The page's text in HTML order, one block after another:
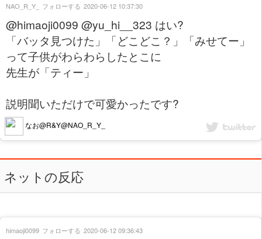
@himaoji0099 @yu_hi__323 はい?
「バッタ見つけた」「どこどこ？」「みせてー」
って子供がわらわらしたとこに
先生が「ティー」
説明聞いただけで可愛かったです?
なお@R&Y@NAO_R_Y_
NAO_R_Y_ フォローする 2020-06-12 10:37:30
ネットの反応
himaoji0099 フォローする 2020-06-12 09:36:43